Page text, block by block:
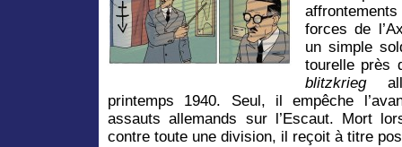
forces de
un simple
tourelle près
blitzkrieg
printemps 1940. Seul, il empêche
assauts allemands sur l’Escaut. Mort
contre toute une division, il reçoit à titre